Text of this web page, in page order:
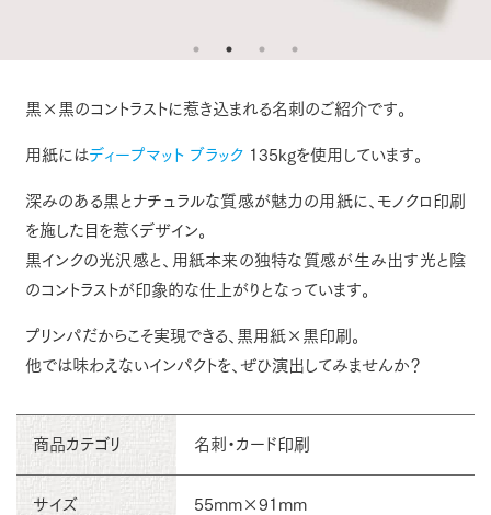
黒×黒のコントラストに惹き込まれる名刺のご紹介です。
用紙にはディープマット ブラック135kgを使用しています。
深みのある黒とナチュラルな質感が魅力の用紙に、モノクロ印刷
を施した目を惹くデザイン。
黒インクの光沢感と、用紙本来の独特な質感が生み出す光と陰
のコントラストが印象的な仕上がりとなっています。
プリンパだからこそ実現できる、黒用紙×黒印刷。
他では味わえないインパクトを、ぜひ演出してみませんか？
商品カテゴリ 名刺・カード印刷
サイズ 55mm×91mm